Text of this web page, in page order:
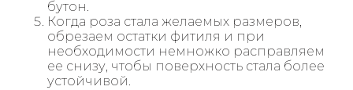
бутон.
Когда роза стала желаемых размеров,
обрезаем остатки фитиля и при
необходимости немножко расправляем
ее снизу, чтобы поверхность стала более
устойчивой.